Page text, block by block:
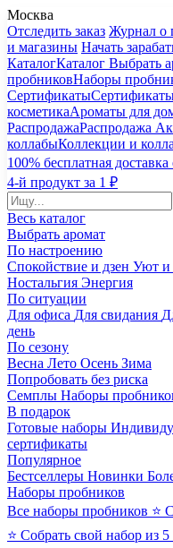
Москва
Отследить заказ Журнал о
и магазины Начать
КаталогКаталог Выбрать
пробниковНаборы
Сертификаты
косметикаАроматы для
РаспродажаРаспродажа
коллабыКоллекции и
100% бесплатная
4-й продукт за 1 ₽
Весь каталог
Выбрать аромат
По настроению
Спокойствие и дзен Уют и
Ностальгия Энергия
По ситуации
Для офиса Для свидания
день
По сезону
Весна Лето Осень Зима
Попробовать без риска
Семплы Наборы
В подарок
Готовые наборы
сертификаты
Популярное
Бестселлеры Новинки
Наборы пробников
Все наборы пробников ⭐
⭐ Собрать свой набор из